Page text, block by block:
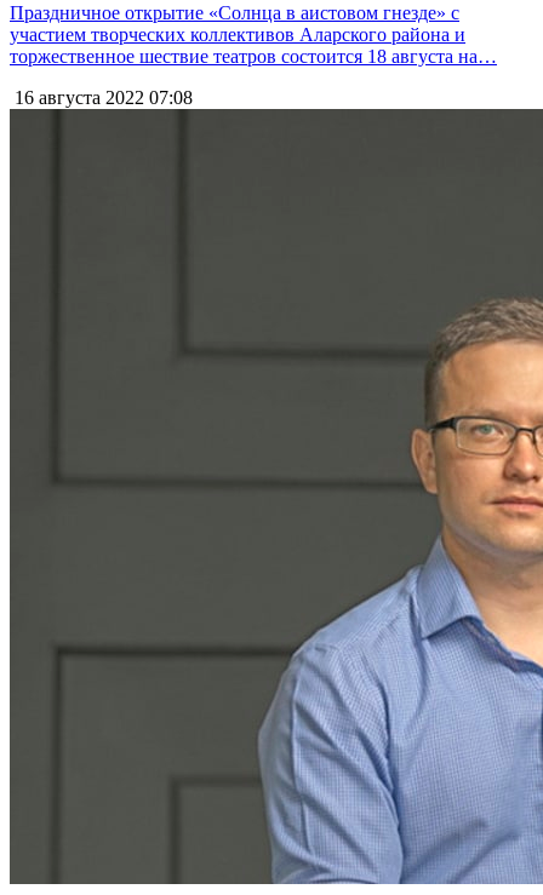
Праздничное открытие «Солнца в аистовом гнезде» с
участием творческих коллективов Аларского района и
торжественное шествие театров состоится 18 августа на…
16 августа 2022 07:08